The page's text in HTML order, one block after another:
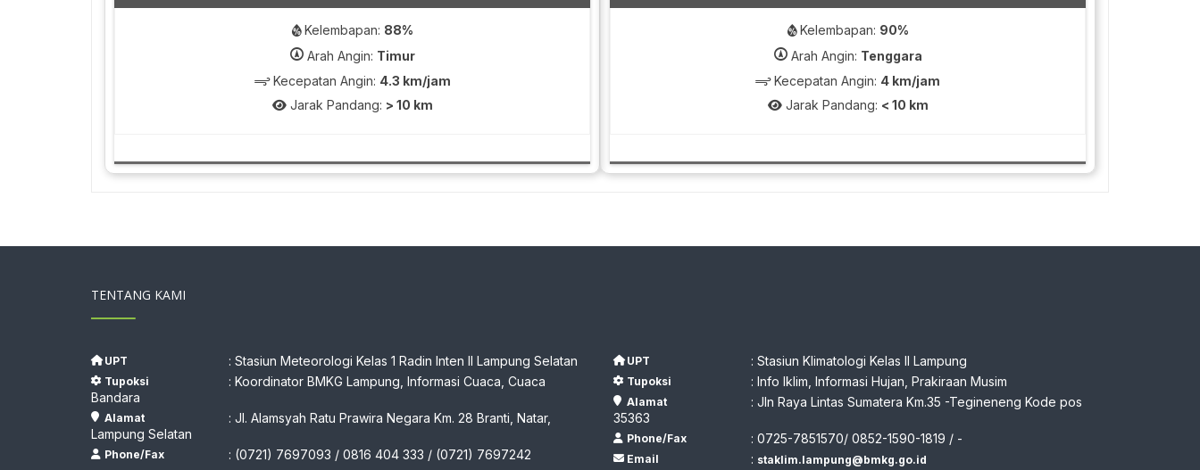
Kelembapan: 88%
Arah Angin: Timur
Kecepatan Angin: 4.3 km/jam
Jarak Pandang: > 10 km
Kelembapan: 90%
Arah Angin: Tenggara
Kecepatan Angin: 4 km/jam
Jarak Pandang: < 10 km
TENTANG KAMI
UPT : Stasiun Meteorologi Kelas 1 Radin Inten II Lampung Selatan
Tupoksi
: Koordinator BMKG Lampung, Informasi Cuaca, Cuaca
Bandara
Alamat
: Jl. Alamsyah Ratu Prawira Negara Km. 28 Branti, Natar,
Lampung Selatan
Phone/Fax : (0721) 7697093 / 0816 404 333 / (0721) 7697242
UPT : Stasiun Klimatologi Kelas II Lampung
Tupoksi : Info Iklim, Informasi Hujan, Prakiraan Musim
Alamat
: Jln Raya Lintas Sumatera Km.35 -Tegineneng Kode pos
35363
Phone/Fax : 0725-7851570/ 0852-1590-1819 / -
Email : staklim.lampung@bmkg.go.id